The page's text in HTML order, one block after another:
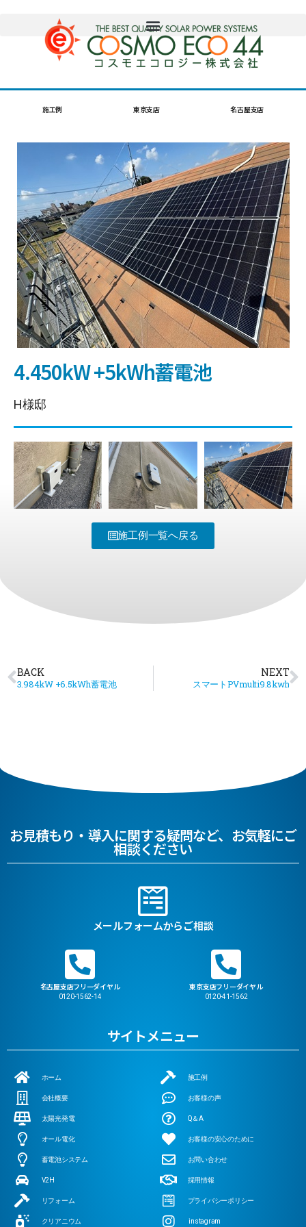
施工例 東京支店 名古屋支店
4.450kW +5kWh蓄電池
H様邸
施工例一覧へ戻る
BACK
3.984kW +6.5kWh蓄電池
NEXT
スマートPVmulti9.8kwh
お見積もり・導入に関する疑問など、お気軽にご
相談ください
メールフォームからご相談
名古屋支店フリーダイヤル
0120-1562-14
東京支店フリーダイヤル
0120-41-1562
サイトメニュー
ホーム
会社概要
太陽光発電
オール電化
蓄電池システム
V2H
リフォーム
クリアニウム
施工例
お客様の声
Q＆A
お客様の安心のために
お問い合わせ
採用情報
プライバシーポリシー
instagram